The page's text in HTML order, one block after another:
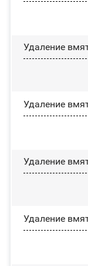
Удаление
Удаление
Удаление
Удаление